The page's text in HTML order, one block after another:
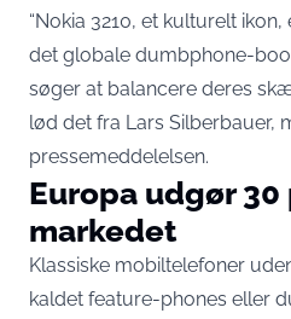
“Nokia 3210, et kulturelt
det globale dumbphone-
søger at balancere deres
lød det fra Lars Silberbauer,
pressemeddelelsen.
Europa udgør
markedet
Klassiske mobiltelefoner
kaldet feature-phones eller